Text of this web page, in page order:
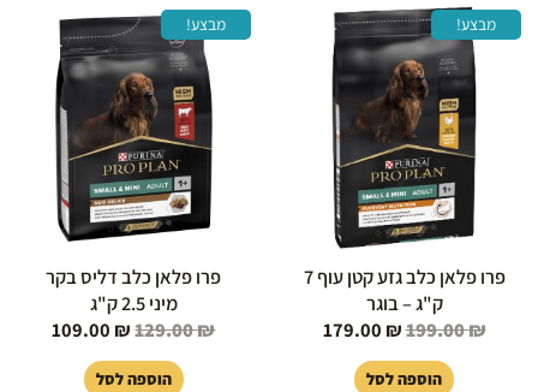
מבצע!
פרו פלאן כלב גזע קטן עוף 7
ק"ג – בוגר
199.00₪
המחיר
המקורי
היה:
199.00 ₪.
179.00 ₪
הוספה לסל
מבצע!
פרו פלאן כלב דליס בקר
מיני 2.5 ק"ג
129.00₪
המחיר
המקורי
היה:
129.00 ₪.
109.00 ₪
הוספה לסל